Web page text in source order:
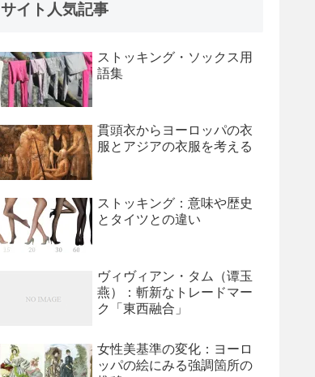
サイト人気記事
ストッキング・ソックス用
語集
貫頭衣からヨーロッパの衣
服とアジアの衣服を考える
ストッキング：意味や歴史
とタイツとの違い
ヴィヴィアン・タム（谭玉
燕）：斬新なトレードマー
ク「東西融合」
女性美基準の変化：ヨーロ
ッパの絵にみる強調箇所の